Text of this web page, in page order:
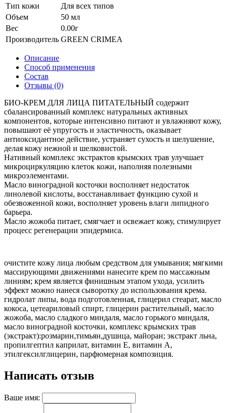
Тип кожи
Для всех типов
Объем
50 мл
Вес
0.00г
Производитель GREEN CRIMEA
Описание
Способ применения
Состав
Отзывы (0)
БИО-КРЕМ ДЛЯ ЛИЦА ПИТАТЕЛЬНЫЙ содержит
сбалансированный комплекс натуральных активных
компонентов, которые интенсивно питают и увлажняют кожу,
повышают её упругость и эластичность, оказывает
антиоксидантное действие, устраняет сухость и шелушение,
делая кожу нежной и шелковистой.
Нативный комплекс экстрактов крымских трав улучшает
микроциркуляцию клеток кожи, наполняя полезными
микроэлементами.
Масло виноградной косточки восполняет недостаток
линолевой кислоты, восстанавливает функцию сухой и
обезвоженной кожи, восполняет уровень влаги липидного
барьера.
Масло жожоба питает, смягчает и освежает кожу, стимулирует
процесс регенерации эпидермиса.
очистите кожу лица любым средством для умывания; мягкими
массирующими движениями нанесите крем по массажным
линиям; крем является финишным этапом ухода, усилить
эффект можно нанеся сыворотку до использования крема.
гидролат липы, вода подготовленная, глицерил стеарат, масло
кокоса, цетеариловый спирт, глицерин растительный, масло
жожоба, масло сладкого миндаля, масло горького миндаля,
масло виноградной косточки, комплекс крымских трав
(экстракт):розмарин,тимьян,душица, майоран; экстракт льна,
пропилгептил каприлат, витамин Е, витамин А,
этилгексилглицерин, парфюмерная композиция.
Написать отзыв
Ваше имя: